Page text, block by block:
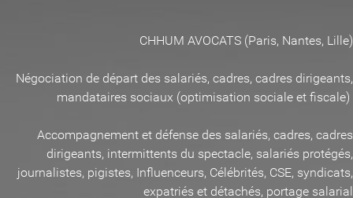
CHHUM AVOCATS (Paris, Nantes, Lille)
Négociation de départ des salariés, cadres, cadres dirigeants,
mandataires sociaux (optimisation sociale et fiscale)
Accompagnement et défense des salariés, cadres, cadres
dirigeants, intermittents du spectacle, salariés protégés,
journalistes, pigistes, Influenceurs, Célébrités, CSE, syndicats,
expatriés et détachés, portage salarial